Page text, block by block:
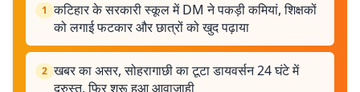
1 कटिहार के सरकारी स्कूल में DM ने पकड़ी कमियां, शिक्षकों
को लगाई फटकार और छात्रों को खुद पढ़ाया
2 खबर का असर, सोहरागाछी का टूटा डायवर्सन 24 घंटे में
दुरुस्त, फिर शुरू हुआ आवाजाही